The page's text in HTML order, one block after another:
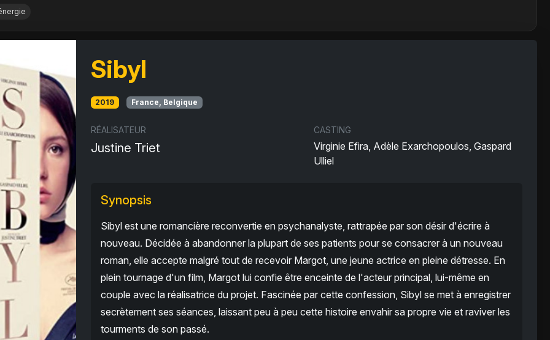
Sibyl
2019 France, Belgique
RÉALISATEUR
Justine Triet
CASTING
Virginie Efira, Adèle Exarchopoulos, Gaspard
Ulliel
Synopsis
Sibyl est une romancière reconvertie en psychanalyste, rattrapée par son désir d'écrire à
nouveau. Décidée à abandonner la plupart de ses patients pour se consacrer à un nouveau
roman, elle accepte malgré tout de recevoir Margot, une jeune actrice en pleine détresse. En
plein tournage d'un film, Margot lui confie être enceinte de l'acteur principal, lui-même en
couple avec la réalisatrice du projet. Fascinée par cette confession, Sibyl se met à enregistrer
secrètement ses séances, laissant peu à peu cette histoire envahir sa propre vie et raviver les
tourments de son passé.